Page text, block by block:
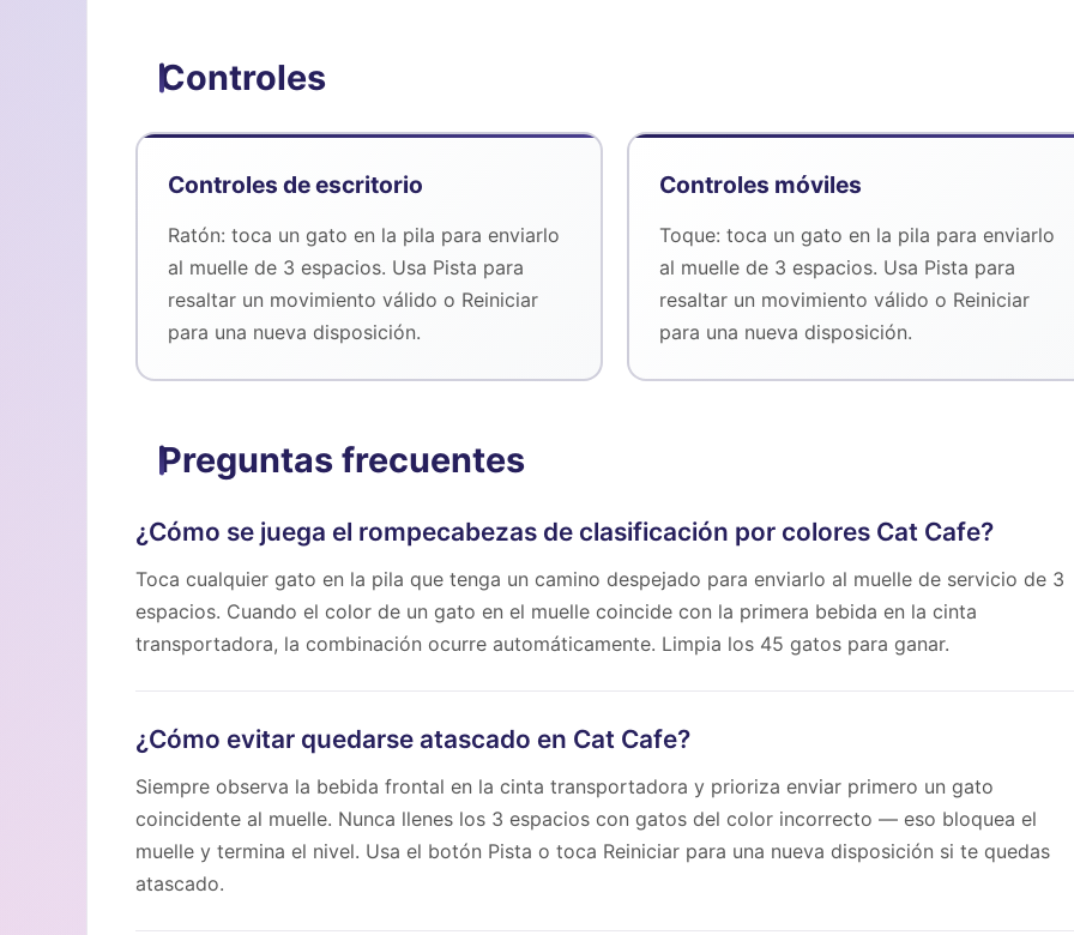
Controles
Controles de escritorio
Ratón: toca un gato en la pila para enviarlo
al muelle de 3 espacios. Usa Pista para
resaltar un movimiento válido o Reiniciar
para una nueva disposición.
Controles móviles
Toque: toca un gato en la pila para enviarlo
al muelle de 3 espacios. Usa Pista para
resaltar un movimiento válido o Reiniciar
para una nueva disposición.
Preguntas frecuentes
¿Cómo se juega el rompecabezas de clasificación por colores Cat Cafe?
Toca cualquier gato en la pila que tenga un camino despejado para enviarlo al muelle de servicio de 3
espacios. Cuando el color de un gato en el muelle coincide con la primera bebida en la cinta
transportadora, la combinación ocurre automáticamente. Limpia los 45 gatos para ganar.
¿Cómo evitar quedarse atascado en Cat Cafe?
Siempre observa la bebida frontal en la cinta transportadora y prioriza enviar primero un gato
coincidente al muelle. Nunca llenes los 3 espacios con gatos del color incorrecto — eso bloquea el
muelle y termina el nivel. Usa el botón Pista o toca Reiniciar para una nueva disposición si te quedas
atascado.